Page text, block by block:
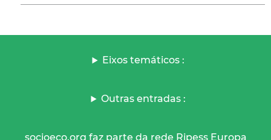
Eixos temáticos :
Outras entradas :
socioeco.org faz parte da rede Ripess Europa